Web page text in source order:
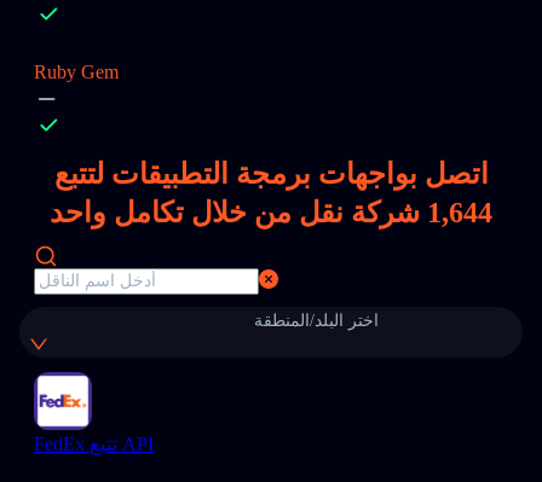
Ruby Gem
اتصل بواجهات برمجة التطبيقات لتتبع
1,644 شركة نقل من خلال تكامل واحد
اختر البلد/المنطقة
FedEx تتبع API